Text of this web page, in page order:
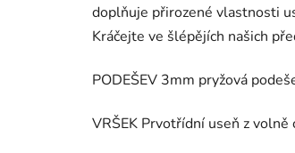
doplňuje přirozené vlastnosti
Kráčejte ve šlépějích našich
PODEŠEV 3mm pryžová
VRŠEK Prvotřídní useň z volně